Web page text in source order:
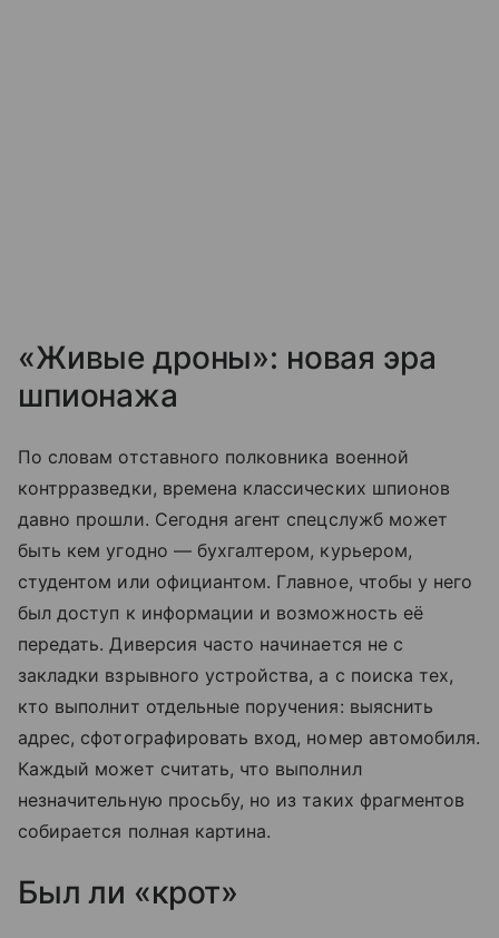
«Живые дроны»: новая эра
шпионажа
По словам отставного полковника военной
контрразведки, времена классических шпионов
давно прошли. Сегодня агент спецслужб может
быть кем угодно — бухгалтером, курьером,
студентом или официантом. Главное, чтобы у него
был доступ к информации и возможность её
передать. Диверсия часто начинается не с
закладки взрывного устройства, а с поиска тех,
кто выполнит отдельные поручения: выяснить
адрес, сфотографировать вход, номер автомобиля.
Каждый может считать, что выполнил
незначительную просьбу, но из таких фрагментов
собирается полная картина.
Был ли «крот»